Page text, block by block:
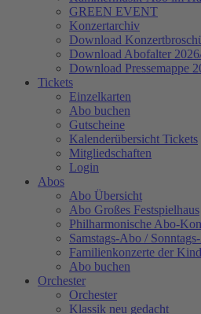
GREEN EVENT
Konzertarchiv
Download
Download Abofalter
Download Pressemappe
Tickets
Einzelkarten
Abo buchen
Gutscheine
Kalenderübersicht Tickets
Mitgliedschaften
Login
Abos
Abo Übersicht
Abo Großes Festspielhaus
Philharmonische Abo-
Samstags-Abo /
Familienkonzerte der
Abo buchen
Orchester
Orchester
Klassik neu gedacht